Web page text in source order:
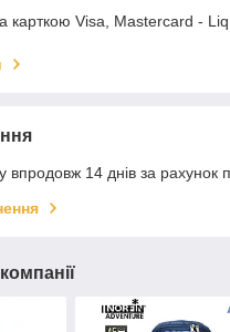
карткою Visa, Mastercard -
впродовж 14 днів за рахунок